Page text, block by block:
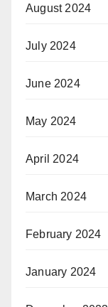
August 2024
July 2024
June 2024
May 2024
April 2024
March 2024
February 2024
January 2024